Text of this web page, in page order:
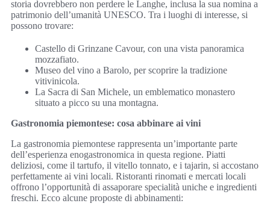
storia dovrebbero non perdere le Langhe, inclusa la sua nomina a
patrimonio dell’umanità UNESCO. Tra i luoghi di interesse, si
possono trovare:
Castello di Grinzane Cavour, con una vista panoramica
mozzafiato.
Museo del vino a Barolo, per scoprire la tradizione
vitivinicola.
La Sacra di San Michele, un emblematico monastero
situato a picco su una montagna.
Gastronomia piemontese: cosa abbinare ai vini
La gastronomia piemontese rappresenta un’importante parte
dell’esperienza enogastronomica in questa regione. Piatti
deliziosi, come il tartufo, il vitello tonnato, e i tajarin, si accostano
perfettamente ai vini locali. Ristoranti rinomati e mercati locali
offrono l’opportunità di assaporare specialità uniche e ingredienti
freschi. Ecco alcune proposte di abbinamenti: